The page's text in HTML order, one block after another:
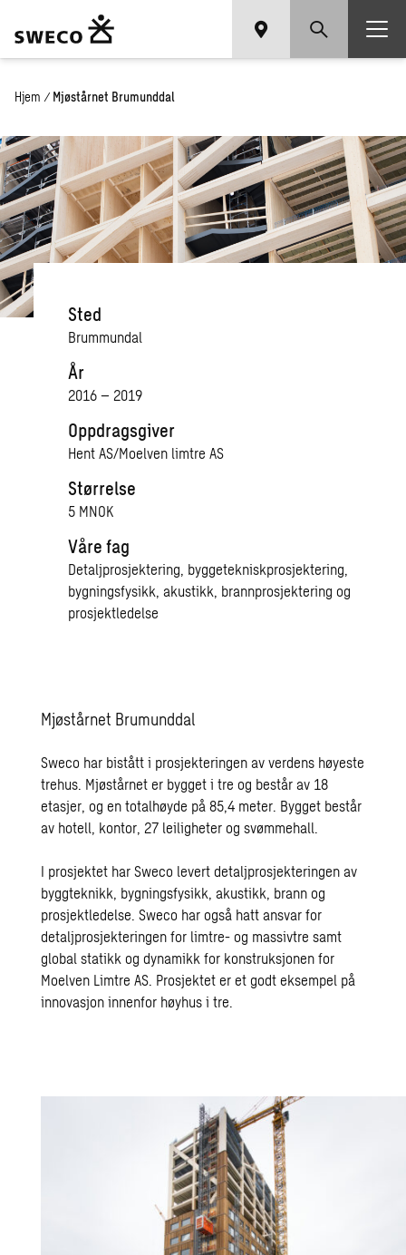
Hjem / Mjøstårnet Brumunddal
Sted
Brummundal
År
2016 – 2019
Oppdragsgiver
Hent AS/Moelven limtre AS
Størrelse
5 MNOK
Våre fag
Detaljprosjektering, byggetekniskprosjektering,
bygningsfysikk, akustikk, brannprosjektering og
prosjektledelse
Mjøstårnet Brumunddal
Sweco har bistått i prosjekteringen av verdens høyeste
trehus. Mjøstårnet er bygget i tre og består av 18
etasjer, og en totalhøyde på 85,4 meter. Bygget består
av hotell, kontor, 27 leiligheter og svømmehall.
I prosjektet har Sweco levert detaljprosjekteringen av
byggteknikk, bygningsfysikk, akustikk, brann og
prosjektledelse. Sweco har også hatt ansvar for
detaljprosjekteringen for limtre- og massivtre samt
global statikk og dynamikk for konstruksjonen for
Moelven Limtre AS. Prosjektet er et godt eksempel på
innovasjon innenfor høyhus i tre.